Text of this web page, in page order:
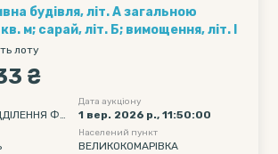
будівля, літ. А загальною
м; сарай, літ. Б; вимощення, літ. І
лоту
₴
ФО
МАЙНА УК
ТА МИКО
Дата аукціону
1 вер. 2026 р., 11:50:00
Населений пункт
ВЕЛИКОКОМАРІВКА